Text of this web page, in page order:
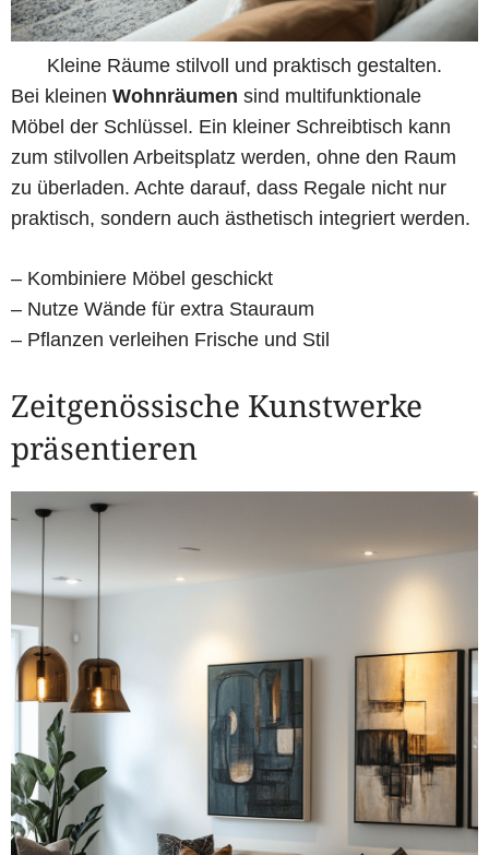
Kleine Räume stilvoll und praktisch gestalten.
Bei kleinen Wohnräumen sind multifunktionale
Möbel der Schlüssel. Ein kleiner Schreibtisch kann
zum stilvollen Arbeitsplatz werden, ohne den Raum
zu überladen. Achte darauf, dass Regale nicht nur
praktisch, sondern auch ästhetisch integriert werden.
– Kombiniere Möbel geschickt
– Nutze Wände für extra Stauraum
– Pflanzen verleihen Frische und Stil
Zeitgenössische Kunstwerke
präsentieren